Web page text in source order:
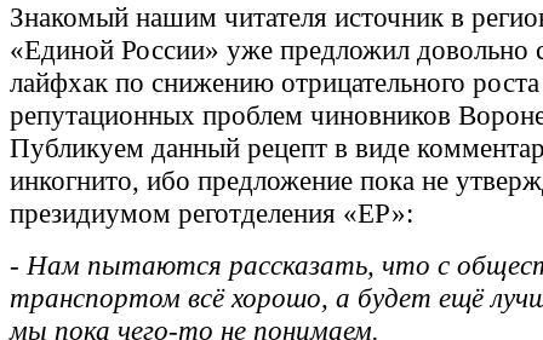
Знакомый нашим читателя источник в
«Единой России» уже предложил довольно
лайфхак по снижению отрицательного роста
репутационных проблем чиновников
Публикуем данный рецепт в виде
инкогнито, ибо предложение пока не
президиумом реготделения «ЕР»:
- Нам пытаются рассказать, что с
транспортом всё хорошо, а будет ещё
мы пока чего-то не понимаем.